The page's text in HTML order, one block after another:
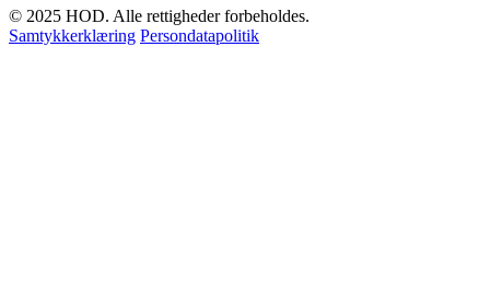
© 2025 HOD. Alle rettigheder forbeholdes.
Samtykkerklæring Persondatapolitik